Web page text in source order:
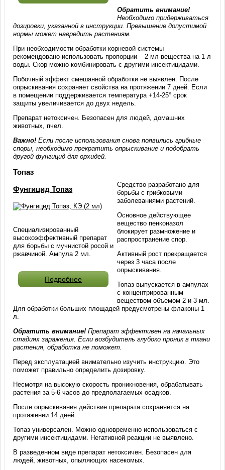
Обратить внимание!
Необходимо придерживаться
дозировки, указанной в инструкции. Превышение допустимой
нормы может навредить растениям.
При необходимости обработки корневой системы
рекомендовано использовать пропорции – 2 мл вещества на 1 л
воды. Скор можно комбинировать с другими инсектицидами.
Побочный эффект смешанной обработки не выявлен. После
опрыскивания сохраняет свойства на протяжении 7 дней. Если
в помещении поддерживается температура +14-25° срок
защиты увеличивается до двух недель.
Препарат нетоксичен. Безопасен для людей, домашних
животных, пчел.
Важно! Если после использования снова появились грибные
споры, необходимо прекратить опрыскивание и подобрать
другой фунгицид для орхидей.
Топаз
Фунгицид Топаз
Специализированный
высокоэффективный препарат
для борьбы с мучнистой росой и
ржавчиной. Ампула 2 мл.
Подробнее
Средство разработано для
борьбы с грибковыми
заболеваниями растений.
Основное действующее
вещество пенконазол
блокирует размножение и
распространение спор.
Активный рост прекращается
через 3 часа после
опрыскивания.
Топаз выпускается в ампулах
с концентрированным
веществом объемом 2 и 3 мл.
Для обработки больших площадей предусмотрены флаконы 1
л.
Обратить внимание!Препарат эффективен на начальных
стадиях заражения. Если возбудитель глубоко проник в ткани
растения, обработка не поможет.
Перед эксплуатацией внимательно изучить инструкцию. Это
поможет правильно определить дозировку.
Несмотря на высокую скорость проникновения, обрабатывать
растения за 5-6 часов до предполагаемых осадков.
После опрыскивания действие препарата сохраняется на
протяжении 14 дней.
Топаз универсален. Можно одновременно использоваться с
другими инсектицидами. Негативной реакции не выявлено.
В разведенном виде препарат нетоксичен. Безопасен для
людей, животных, опыляющих насекомых.